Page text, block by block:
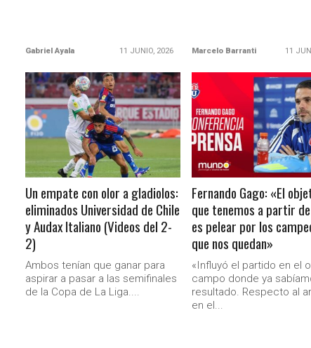
Gabriel Ayala 11 JUNIO, 2026 Marcelo Barranti 11
LEER MÁS
Un empate con olor a gladiolos:
eliminados Universidad de Chile
y Audax Italiano (Videos del 2-
2)
Ambos tenían que ganar para
aspirar a pasar a las semifinales
de la Copa de La Liga....
LEER MÁS
Fernando Gago: «El
que tenemos a partir
es pelear por los
que nos quedan»
«Influyó el partido en el
campo donde ya
resultado. Respecto al
en el...